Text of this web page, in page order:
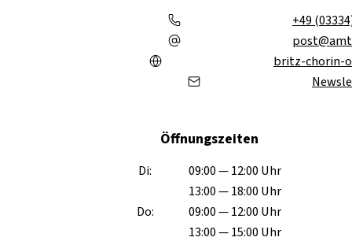
+49
britz-chorin-
Öffnungszeiten
Di:
09:00 — 12:00 Uhr
13:00 — 18:00 Uhr
Do:
09:00 — 12:00 Uhr
13:00 — 15:00 Uhr